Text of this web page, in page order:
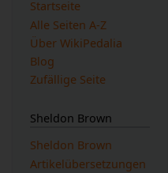
Startseite
Alle Seiten A-Z
Über WikiPedalia
Blog
Zufällige Seite
Sheldon Brown
Sheldon Brown
Artikelübersetzungen